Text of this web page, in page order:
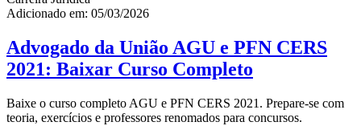
Adicionado em: 05/03/2026
Advogado da União AGU e PFN CERS
2021: Baixar Curso Completo
Baixe o curso completo AGU e PFN CERS 2021. Prepare-se com
teoria, exercícios e professores renomados para concursos.